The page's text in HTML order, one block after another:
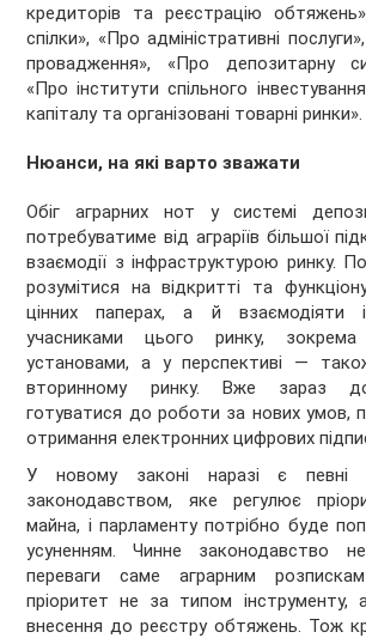
кредиторів та реєстрацію
спілки», «Про адміністративні
провадження», «Про депозитарну
«Про інститути спільного
капіталу та організовані товарні ринки».
Нюанси, на які варто зважати
Обіг аграрних нот у системі
потребуватиме від аграріїв більшої
взаємодії з інфраструктурою ринку.
розумітися на відкритті та
цінних паперах, а й взаємодіяти
учасниками цього ринку, зокрема
установами, а у перспективі —
вторинному ринку. Вже зараз
готуватися до роботи за нових умов,
отримання електронних цифрових
У новому законі наразі є певні
законодавством, яке регулює
майна, і парламенту потрібно буде
усуненням. Чинне законодавство
переваги саме аграрним
пріоритет не за типом
внесення до реєстру обтяжень. Тож